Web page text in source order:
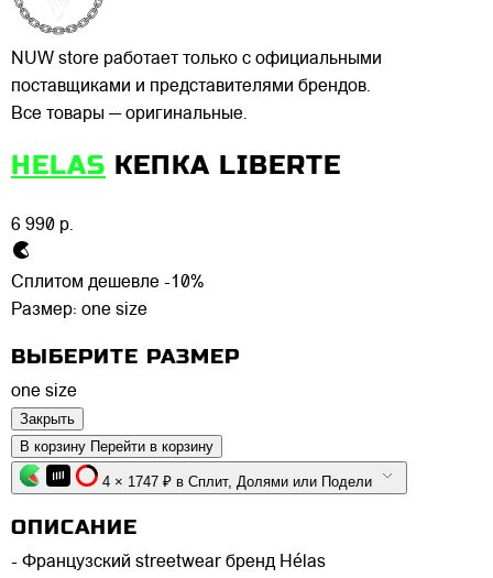
NUW store работает только с официальными
поставщиками и представителями брендов.
Все товары — оригинальные.
HELAS КЕПКА LIBERTE
6 990 р.
Сплитом дешевле -10%
Размер: one size
ВЫБЕРИТЕ РАЗМЕР
one size
Закрыть
В корзину Перейти в корзину
4 × 1747 ₽ в Сплит, Долями или Подели
ОПИСАНИЕ
- Французский streetwear бренд Hélas